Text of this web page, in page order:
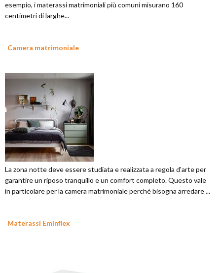
esempio, i materassi matrimoniali più comuni misurano 160
centimetri di larghe...
Camera matrimoniale
La zona notte deve essere studiata e realizzata a regola d'arte per
garantire un riposo tranquillo e un comfort completo. Questo vale
in particolare per la camera matrimoniale perché bisogna arredare ...
Materassi Eminflex